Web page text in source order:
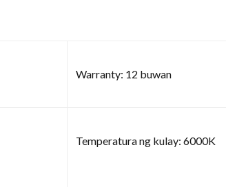
Warranty: 12 buwan
Temperatura ng kulay: 6000K